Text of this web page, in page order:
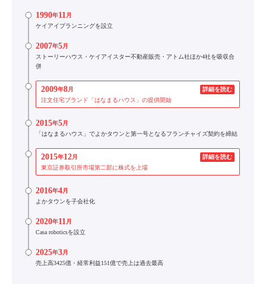
1990年11月
ケイアイプランニングを設立
2007年5月
ストーリーハウス・ケイアイスター不動産販売・アトム社ほか4社を吸収合
併
2009年8月
詳細を読む
注文住宅ブランド「はなまるハウス」の提供開始
2015年5月
「はなまるハウス」でよかタウンと第一号となるフランチャイズ契約を締結
2015年12月
詳細を読む
東京証券取引所市場第二部に株式を上場
2016年4月
よかタウンを子会社化
2020年11月
Casa roboticsを設立
2025年3月
売上高3425億・経常利益151億で売上は過去最高